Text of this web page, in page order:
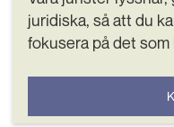
juridiska, så att du
fokusera på det